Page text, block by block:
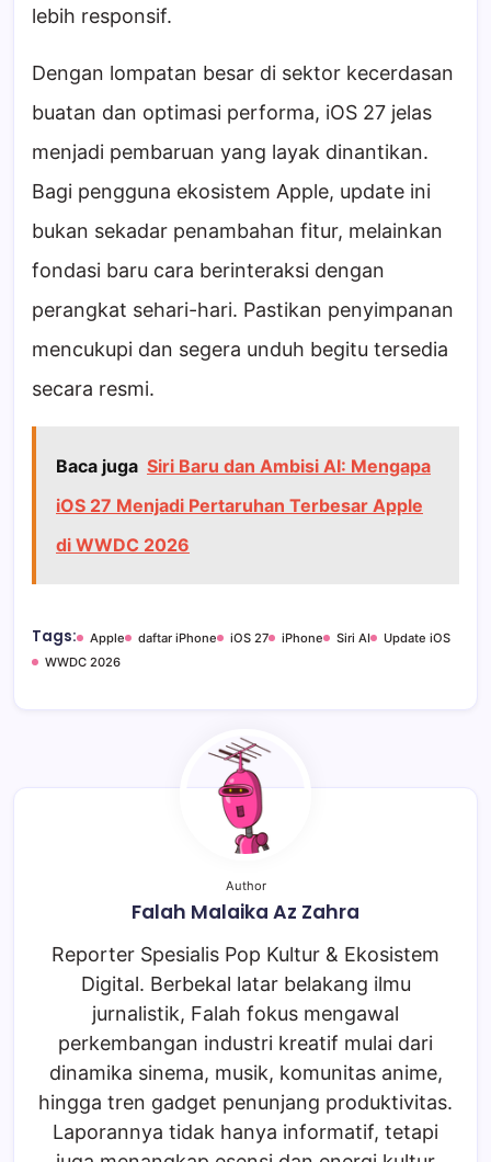
lebih responsif.
Dengan lompatan besar di sektor kecerdasan
buatan dan optimasi performa, iOS 27 jelas
menjadi pembaruan yang layak dinantikan.
Bagi pengguna ekosistem Apple, update ini
bukan sekadar penambahan fitur, melainkan
fondasi baru cara berinteraksi dengan
perangkat sehari-hari. Pastikan penyimpanan
mencukupi dan segera unduh begitu tersedia
secara resmi.
Baca juga Siri Baru dan Ambisi AI: Mengapa
iOS 27 Menjadi Pertaruhan Terbesar Apple
di WWDC 2026
Tags: Apple daftar iPhone iOS 27 iPhone Siri AI
Update iOS
WWDC 2026
Author
Falah Malaika Az Zahra
Reporter Spesialis Pop Kultur & Ekosistem
Digital. Berbekal latar belakang ilmu
jurnalistik, Falah fokus mengawal
perkembangan industri kreatif mulai dari
dinamika sinema, musik, komunitas anime,
hingga tren gadget penunjang produktivitas.
Laporannya tidak hanya informatif, tetapi